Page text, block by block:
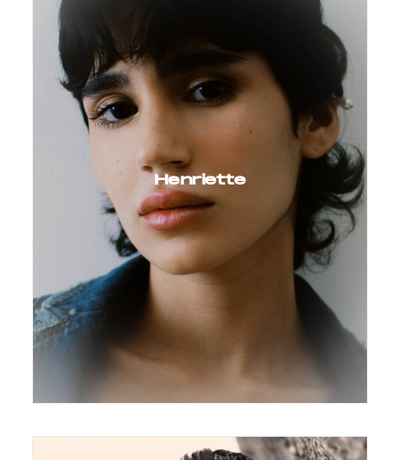
Henriette